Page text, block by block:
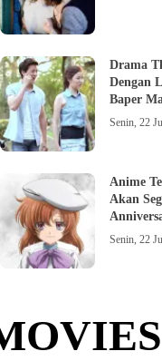
Drama
Dengan
Baper
Senin, 22
Anime
Akan
Senin, 22